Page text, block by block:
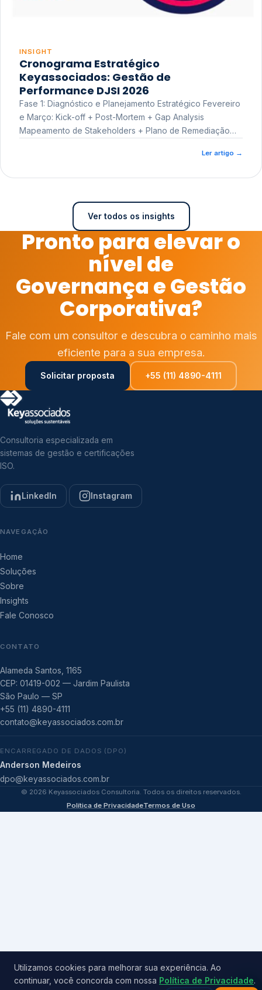
INSIGHT
Cronograma Estratégico
Keyassociados: Gestão de
Performance DJSI 2026
Fase 1: Diagnóstico e Planejamento Estratégico Fevereiro
e Março: Kick-off + Post-Mortem + Gap Analysis
Mapeamento de Stakeholders + Plano de Remediação
Ler artigo →
Ver todos os insights
Pronto para elevar o
nível de
Governança e Gestão
Corporativa?
Fale com um consultor e descubra o caminho mais
eficiente para a sua empresa.
Solicitar proposta +55 (11) 4890-4111
Consultoria especializada em
sistemas de gestão e certificações
ISO.
LinkedIn Instagram
NAVEGAÇÃO
Home
Soluções
Sobre
Insights
Fale Conosco
CONTATO
Alameda Santos, 1165
CEP: 01419-002 — Jardim Paulista
São Paulo — SP
+55 (11) 4890-4111
contato@keyassociados.com.br
ENCARREGADO DE DADOS (DPO)
Anderson Medeiros
dpo@keyassociados.com.br
© 2026 Keyassociados Consultoria. Todos os direitos reservados.
Política de PrivacidadeTermos de Uso
Utilizamos cookies para melhorar sua experiência. Ao
continuar, você concorda com nossa Política de Privacidade.